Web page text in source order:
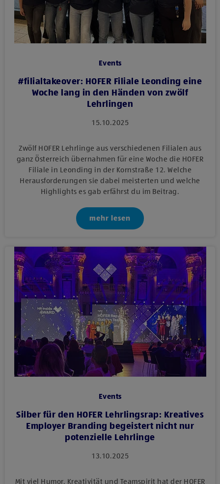
Events
#filialtakeover: HOFER Filiale Leonding eine
Woche lang in den Händen von zwölf
Lehrlingen
15.10.2025
Zwölf HOFER Lehrlinge aus verschiedenen Filialen aus
ganz Österreich übernahmen für eine Woche die HOFER
Filiale in Leonding in der Kornstraße 12. Welche
Herausforderungen sie dabei meisterten und welche
Highlights es gab erfährst du im Beitrag.
mehr lesen
Events
Silber für den HOFER Lehrlingsrap: Kreatives
Employer Branding begeistert nicht nur
potenzielle Lehrlinge
13.10.2025
Mit viel Humor, Kreativität und Teamspirit hat der HOFER